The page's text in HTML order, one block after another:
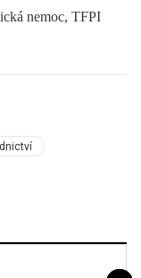
nemoc, TFPI